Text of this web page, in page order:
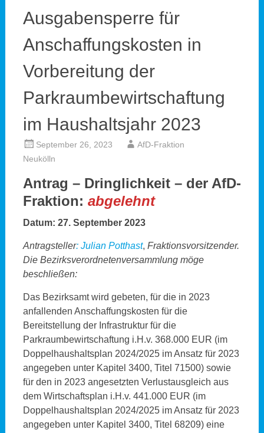
Ausgabensperre für
Anschaffungskosten in
Vorbereitung der
Parkraumbewirtschaftung
im Haushaltsjahr 2023
September 26, 2023
AfD-Fraktion
Neukölln
Antrag – Dringlichkeit – der AfD-
Fraktion: abgelehnt
Datum: 27. September 2023
Antragsteller: Julian Potthast, Fraktionsvorsitzender.
Die Bezirksverordnetenversammlung möge
beschließen:
Das Bezirksamt wird gebeten, für die in 2023
anfallenden Anschaffungskosten für die
Bereitstellung der Infrastruktur für die
Parkraumbewirtschaftung i.H.v. 368.000 EUR (im
Doppelhaushaltsplan 2024/2025 im Ansatz für 2023
angegeben unter Kapitel 3400, Titel 71500) sowie
für den in 2023 angesetzten Verlustausgleich aus
dem Wirtschaftsplan i.H.v. 441.000 EUR (im
Doppelhaushaltsplan 2024/2025 im Ansatz für 2023
angegeben unter Kapitel 3400, Titel 68209) eine